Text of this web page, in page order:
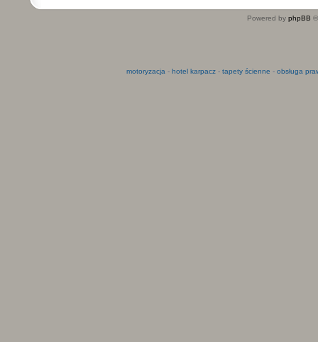
Powered by phpBB
motoryzacja - hotel karpacz- tapety ścienne - obsługa